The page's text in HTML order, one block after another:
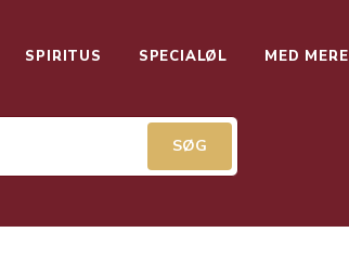
SPIRITUS SPECIALØL MED MERE